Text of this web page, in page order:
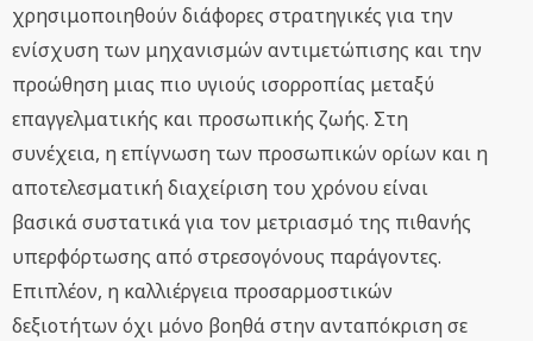
χρησιμοποιηθούν διάφορες στρατηγικές για την
ενίσχυση των μηχανισμών αντιμετώπισης και την
προώθηση μιας πιο υγιούς ισορροπίας μεταξύ
επαγγελματικής και προσωπικής ζωής. Στη
συνέχεια, η επίγνωση των προσωπικών ορίων και η
αποτελεσματική διαχείριση του χρόνου είναι
βασικά συστατικά για τον μετριασμό της πιθανής
υπερφόρτωσης από στρεσογόνους παράγοντες.
Επιπλέον, η καλλιέργεια προσαρμοστικών
δεξιοτήτων όχι μόνο βοηθά στην ανταπόκριση σε